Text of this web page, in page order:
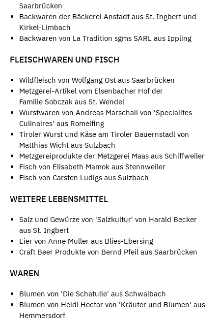
Saarbrücken
Backwaren der Bäckerei Anstadt aus St. Ingbert und
Kirkel-Limbach
Backwaren von La Tradition sgms SARL aus Ippling
FLEISCHWAREN UND FISCH
Wildfleisch von Wolfgang Ost aus Saarbrücken
Metzgerei-Artikel vom Elsenbacher Hof der
Familie Sobczak aus St. Wendel
Wurstwaren von Andreas Marschall von 'Specialites
Culinaires' aus Romelfing
Tiroler Wurst und Käse am Tiroler Bauernstadl von
Matthias Wicht aus Sulzbach
Metzgereiprodukte der Metzgerei Maas aus Schiffweiler
Fisch von Elisabeth Mamok aus Stennweiler
Fisch von Carsten Ludigs aus Sulzbach
WEITERE LEBENSMITTEL
Salz und Gewürze von 'Salzkultur' von Harald Becker
aus St. Ingbert
Eier von Anne Muller aus Blies-Ebersing
Craft Beer Produkte von Bernd Pfeil aus Saarbrücken
WAREN
Blumen von 'Die Schatulle' aus Schwalbach
Blumen von Heidi Hector von 'Kräuter und Blumen' aus
Hemmersdorf